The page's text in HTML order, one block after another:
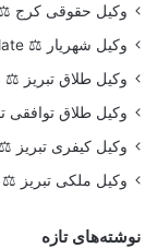
وکیل حقوقی کرج ⚖️
وکیل شهریار ⚖️ last update
وکیل طلاق تبریز ⚖️
وکیل طلاق توافقی تبریز ⚖️ در
وکیل کیفری تبریز ⚖️
وکیل ملکی تبریز ⚖️
نوشته‌های تازه